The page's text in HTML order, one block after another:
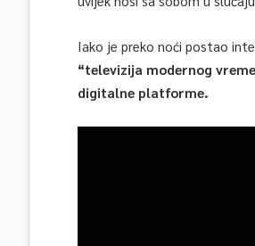
Iako je preko noći postao
“televizija modernog
digitalne platforme.